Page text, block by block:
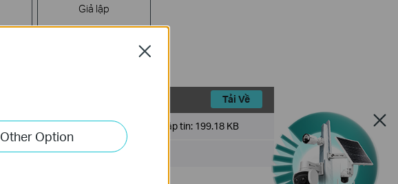
Giả lập
Tải Về
Kích cỡ tập tin: 199.18 KB
Other Option
Close